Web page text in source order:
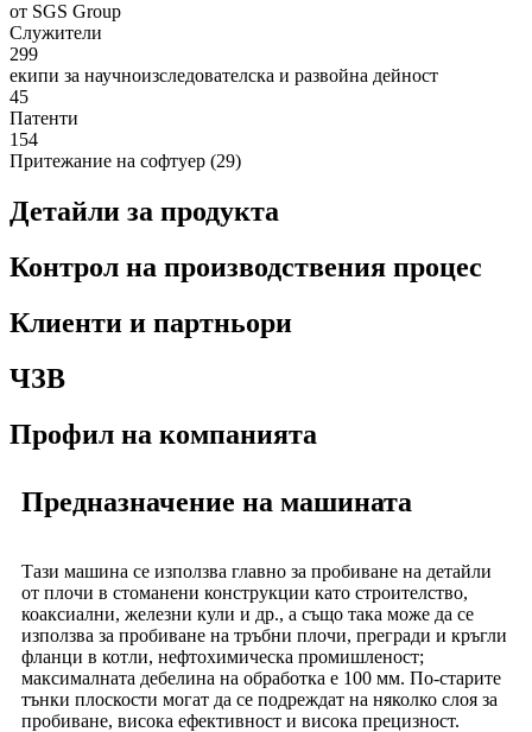
от SGS Group
Служители
299
екипи за научноизследователска и развойна дейност
45
Патенти
154
Притежание на софтуер (29)
Детайли за продукта
Контрол на производствения процес
Клиенти и партньори
ЧЗВ
Профил на компанията
Предназначение на машината
Тази машина се използва главно за пробиване на детайли
от плочи в стоманени конструкции като строителство,
коаксиални, железни кули и др., а също така може да се
използва за пробиване на тръбни плочи, прегради и кръгли
фланци в котли, нефтохимическа промишленост;
максималната дебелина на обработка е 100 мм. По-старите
тънки плоскости могат да се подреждат на няколко слоя за
пробиване, висока ефективност и висока прецизност.